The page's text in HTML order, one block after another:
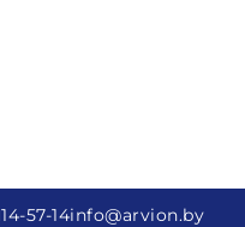
57-14info@arvion.by